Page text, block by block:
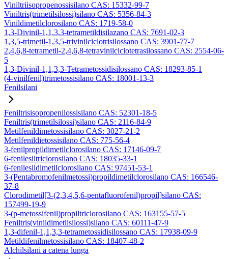
Viniltriisopropenossisilano CAS: 15332-99-7
Viniltris(trimetilsilossi)silano CAS: 5356-84-3
Vinildimetilclorosilano CAS: 1719-58-0
1,3-Divinil-1,1,3,3-tetrametildisilazano CAS: 7691-02-3
1,3,5-trimetil-1,3,5-trivinilciclotrisilossano CAS: 3901-77-7
2,4,6,8-tetrametil-2,4,6,8-tetravinilciclotetrasilossano CAS: 2554-06-
5
1,3-Divinil-1,1,3,3-Tetrametossidisilossano CAS: 18293-85-1
(4-vinilfenil)trimetossisilano CAS: 18001-13-3
Fenilsilani
Feniltrisisopropenilossisilano CAS: 52301-18-5
Feniltris(trimetilsilossi)silano CAS: 2116-84-9
Metilfenildimetossisilano CAS: 3027-21-2
Metilfenildietossisilano CAS: 775-56-4
3-fenilpropildimetilclorosilano CAS: 17146-09-7
6-fenilesiltriclorosilano CAS: 18035-33-1
6-fenilesildimetilclorosilano CAS: 97451-53-1
3-(Pentabromofenilmetossi)propildimetilclorosilano CAS: 166546-
37-8
Clorodimetil[3-(2,3,4,5,6-pentafluorofenil)propil]silano CAS:
157499-19-9
3-(p-metossifenil)propiltriclorosilano CAS: 163155-57-5
Feniltris(vinildimetilsilossi)silano CAS: 60111-47-9
1,3-difenil-1,1,3,3-tetrametossidisilossano CAS: 17938-09-9
Metildifenilmetossisilano CAS: 18407-48-2
Alchilsilani a catena lunga